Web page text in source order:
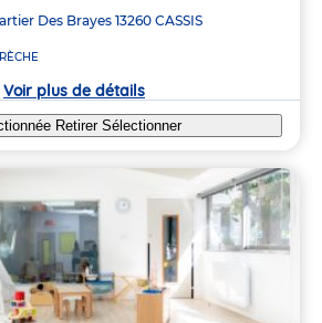
Des Brayes 13260 CASSIS
Voir plus de détails
Retirer Sélectionner